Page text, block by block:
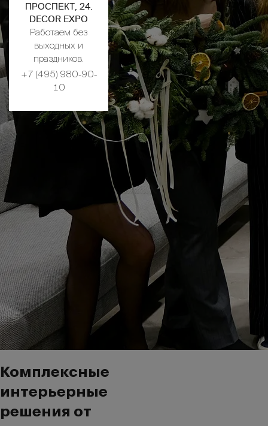
Комплексные
интерьерные
решения от
ПРОСПЕКТ, 24.
DECOR EXPO
Работаем без
выходных и
праздников.
+7 (495) 980-90-
10